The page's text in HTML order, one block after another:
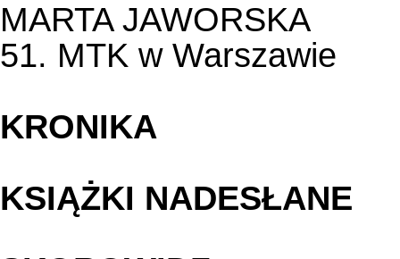
MARTA JAWORSKA
51. MTK w Warszawie
KRONIKA
KSIĄŻKI NADESŁANE